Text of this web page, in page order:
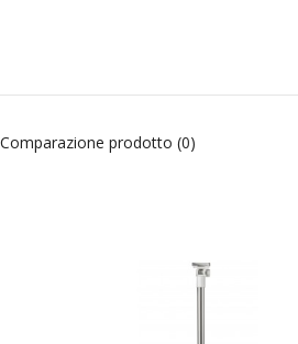
Comparazione prodotto (0)